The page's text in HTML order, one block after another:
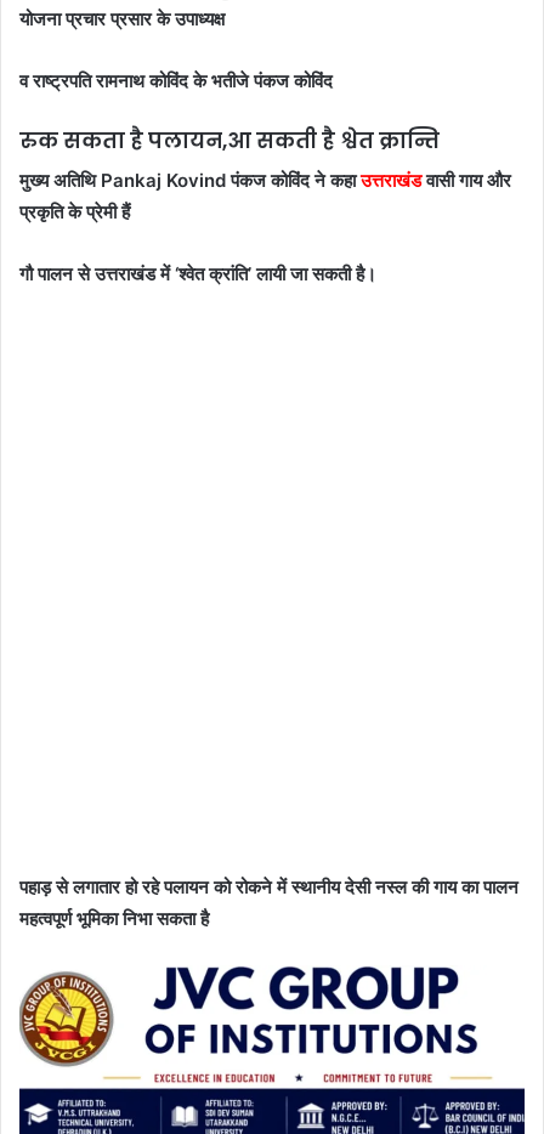
योजना प्रचार प्रसार के उपाध्यक्ष
व राष्ट्रपति रामनाथ कोविंद के भतीजे पंकज कोविंद
रुक सकता है पलायन,आ सकती है श्वेत क्रान्ति
मुख्य अतिथि Pankaj Kovind पंकज कोविंद ने कहाउत्तराखंडवासी गाय और
प्रकृति के प्रेमी हैं
गौ पालन से उत्तराखंड में ‘श्वेत क्रांति’ लायी जा सकती है।
पहाड़ से लगातार हो रहे पलायन को रोकने में स्थानीय देसी नस्ल की गाय का पालन
महत्वपूर्ण भूमिका निभा सकता है